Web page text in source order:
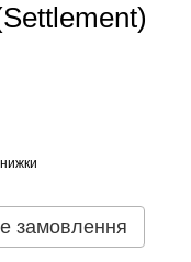
замовлення